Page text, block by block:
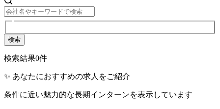
検索
検索結果0件
✨ あなたにおすすめの求人をご紹介
条件に近い魅力的な長期インターンを表示しています